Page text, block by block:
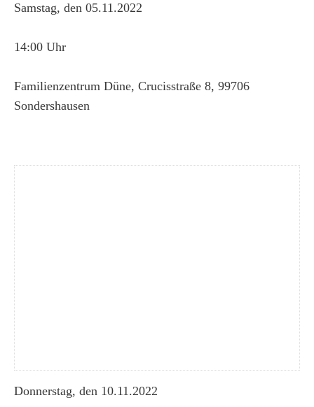
Samstag, den 05.11.2022
14:00 Uhr
Familienzentrum Düne, Crucisstraße 8, 99706
Sondershausen
Donnerstag, den 10.11.2022